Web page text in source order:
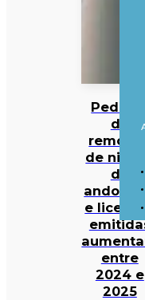
Pedidos
de
remoção
de
de
e
entre
2024 e
2025